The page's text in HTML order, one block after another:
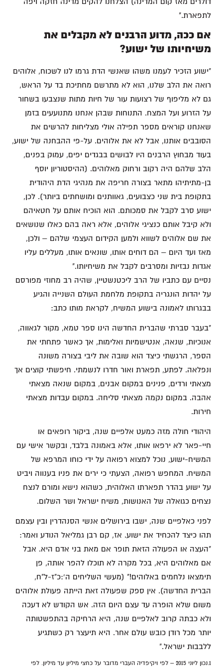
לתפארת."
אם ככה, מדוע הרבנים לא מקבלים את
משיחיותו של ישוע?
"ישוע הזכיר לעמנו משהו שאנשי הדת גרמו לנו לשכוח, אלוהים
רואה את הלב שלנו, הוא לא מתרשם מחתיכת בד על הראש,
גם לא מליפוף של רצועות עור של חיות מתות שנצבעו בשחור
על הזרוע ועל המצח. התנוחות שבהן אנחנו מתנועעים בזמן
שאנחנו קוראים מספר תפילה אולי מצליחות להרשים את
הסובבים אותנו, אבל לא את אלוהים. על-פי ההבחנה של ישוע,
בעוד מבחוץ הרבנים היו לבושים בבגדים יפים, עמוק בפנים,
הלב שלהם היה רקוב ורחוק מאלוהים. (ההיסטוריון יוסף
בן-מתיתיהו מתאר בצורה חריפה את מנהיגי הדת היהודית
בתקופת בית שני כצבועים, גאוותנים ומושחתים ביותר). לכן,
ישוע סרב לקבל את סמכותם. הוא הוכיח אותם על חטאיהם
ולא קיבל אותם כנציגי אלוהים, אלא ראה בהם כאלו שנושאים
את שם אלוהים לשווא ולמען הקידום העצמי שלהם – ולכן,
מאז ועד היום – הם דוחים אותו, שונאים אותו, מעללים עליו
אגדות נבזיות ומסרבים לקבל את משיחיותו."
נסיים עם כתביו של הרב ליכטנשטיין, שהיה רב מחוזי מפורסם
על יהדות הונגריה בתקופת מלחמת העולם השנייה והגיע
בבגרותו לאמונה בישוע המשיח, לקראת מותו כתב:
"בעבר סברתי שהברית החדשה הינו ספר טמא, מקור לגאווה,
אנוכיות, שנאה, אנטישמיות ואלימות, אך כאשר פתחתי את
הספר, הרגשתי כיצד הוא שובה את ליבי בצורה משונה
ונפלאה. לפתע, תפארת ואור חדרו לנשמתי. חיפשתי קוצים אך
מצאתי ורדים, פנינים במקום אבנים, במקום שנאה מצאתי
אהבה. במקום נקמה מצאתי סליחה. במקום עבדות מצאתי
חירות.
היהודי חולה מזה כמעט אלפיים שנה, ביקור רופאים או
חיי-פאר לא ירפאו אותו, אלא באמונה בלבד, ובקשר אישי עם
המשיח-ישוע, נוכל למצוא רפואה על ידי כוחו המרפא של
המשיח. המחפש רפואה, הצעתי כי ירים את פניו בענווה ויביט
על ישוע בהדר תפארתו האלוהית, כשהוא נישא ומורם לנצח
נצחים כגואלה של האנושות, משיח ישראל ושר השלום.
לפני כאלפיים שנה, ישבו בירושלים אנשי הסנהדרין ובין עצמם
תהו כיצד להכחיד את ישוע. אז, קם רבן גמליאל הנודע ואמר:
"העצה או הפעולה הזאת תופר אם מאת בני אדם היא. אבל
אם מאלוהים היא, בכל מקרה לא תוכלו להפר אותה, פן
תימצאו נלחמים באלוהים!" (מעשי השליחים ה':כ"ז-ל"ח,
הברית החדשה). אין ספק שפעולה זאת הייתה פעולת אלוהים
משום שלא הופרה עד עצם היום הזה. אש הקודש לא דעכה
ולא כבתה קרוב לאלפיים שנה, היא הרחיקה בהתפשטותה
יותר מכל רודן כובש עולם אחר. היא תיעצר רק כשתגיע
ללבבות ישראל."
1.נכון ליוני 2015 – לפי ויקיפדיה העברי מדובר על כחצי מיליון עד מיליון. לפי